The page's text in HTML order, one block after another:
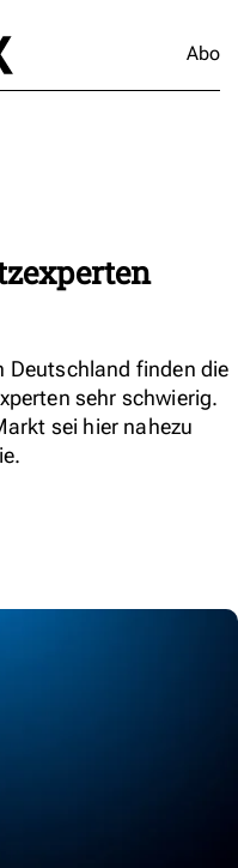
Abo
Deutschland finden die
sehr schwierig.
sei hier nahezu